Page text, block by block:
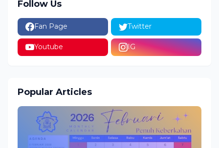
Follow Us
Fan Page Twitter
Youtube IG
Popular Articles